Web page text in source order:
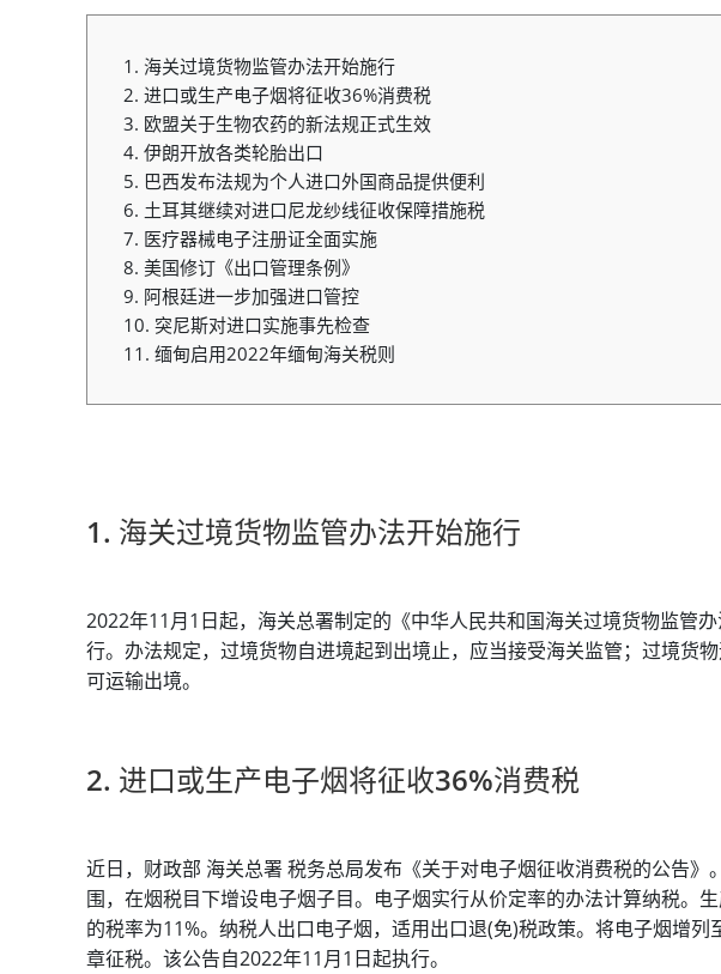
1. 海关过境货物监管办法开始施行
2. 进口或生产电子烟将征收36%消费税
3. 欧盟关于生物农药的新法规正式生效
4. 伊朗开放各类轮胎出口
5. 巴西发布法规为个人进口外国商品提供便利
6. 土耳其继续对进口尼龙纱线征收保障措施税
7. 医疗器械电子注册证全面实施
8. 美国修订《出口管理条例》
9. 阿根廷进一步加强进口管控
10. 突尼斯对进口实施事先检查
11. 缅甸启用2022年缅甸海关税则
1. 海关过境货物监管办法开始施行
2022年11月1日起，海关总署制定的《中华人民共和国海关过境货物监管
行。办法规定，过境货物自进境起到出境止，应当接受海关监管；过境货
可运输出境。
2. 进口或生产电子烟将征收36%消费税
近日，财政部 海关总署 税务总局发布《关于对电子烟征收消费税的公告
围，在烟税目下增设电子烟子目。电子烟实行从价定率的办法计算纳税。
的税率为11%。纳税人出口电子烟，适用出口退(免)税政策。将电子烟增
章征税。该公告自2022年11月1日起执行。